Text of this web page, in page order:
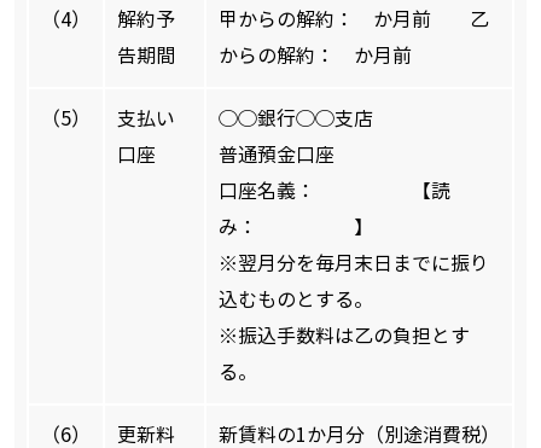
（4）
解約予
告期間
甲からの解約： か月前 乙
からの解約： か月前
（5）
支払い
口座
◯◯銀行◯◯支店
普通預金口座
口座名義： 【読
み： 】
※翌月分を毎月末日までに振り
込むものとする。
※振込手数料は乙の負担とす
る。
（6） 更新料 新賃料の1か月分（別途消費税）